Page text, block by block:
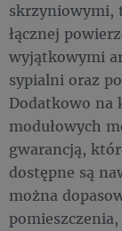
skrzyniowymi,
łącznej
wyjątkowymi
sypialni oraz
Dodatkowo na
modułowych
gwarancją,
dostępne są
można